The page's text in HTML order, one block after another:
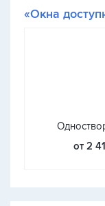
«Окна
от 2